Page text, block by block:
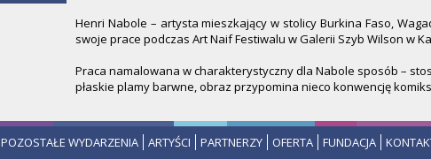
Henri Nabole – artysta mieszkający w stolicy Burkina Faso,
swoje prace podczas Art Naif Festiwalu w Galerii Szyb Wilson w
Praca namalowana w charakterystyczny dla Nabole sposób –
płaskie plamy barwne, obraz przypomina nieco konwencję
POZOSTAŁE WYDARZENIA ARTYŚCI PARTNERZY OFERTA FUNDACJA